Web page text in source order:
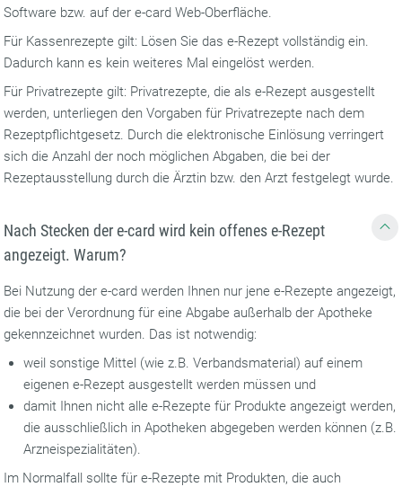
Software bzw. auf der e-card Web-Oberfläche.
Für Kassenrezepte gilt: Lösen Sie das e-Rezept vollständig ein.
Dadurch kann es kein weiteres Mal eingelöst werden.
Für Privatrezepte gilt: Privatrezepte, die als e-Rezept ausgestellt
werden, unterliegen den Vorgaben für Privatrezepte nach dem
Rezeptpflichtgesetz. Durch die elektronische Einlösung verringert
sich die Anzahl der noch möglichen Abgaben, die bei der
Rezeptausstellung durch die Ärztin bzw. den Arzt festgelegt wurde.
Nach Stecken der e-card wird kein offenes e-Rezept
angezeigt. Warum?
Bei Nutzung der e-card werden Ihnen nur jene e-Rezepte angezeigt,
die bei der Verordnung für eine Abgabe außerhalb der Apotheke
gekennzeichnet wurden. Das ist notwendig:
weil sonstige Mittel (wie z.B. Verbandsmaterial) auf einem
eigenen e-Rezept ausgestellt werden müssen und
damit Ihnen nicht alle e-Rezepte für Produkte angezeigt werden,
die ausschließlich in Apotheken abgegeben werden können (z.B.
Arzneispezialitäten).
Im Normalfall sollte für e-Rezepte mit Produkten, die auch